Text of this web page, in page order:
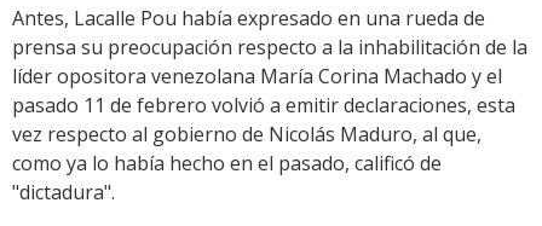
Antes, Lacalle Pou había expresado en una rueda de
prensa su preocupación respecto a la inhabilitación de la
líder opositora venezolana María Corina Machado y el
pasado 11 de febrero volvió a emitir declaraciones, esta
vez respecto al gobierno de Nicolás Maduro, al que,
como ya lo había hecho en el pasado, calificó de
"dictadura".